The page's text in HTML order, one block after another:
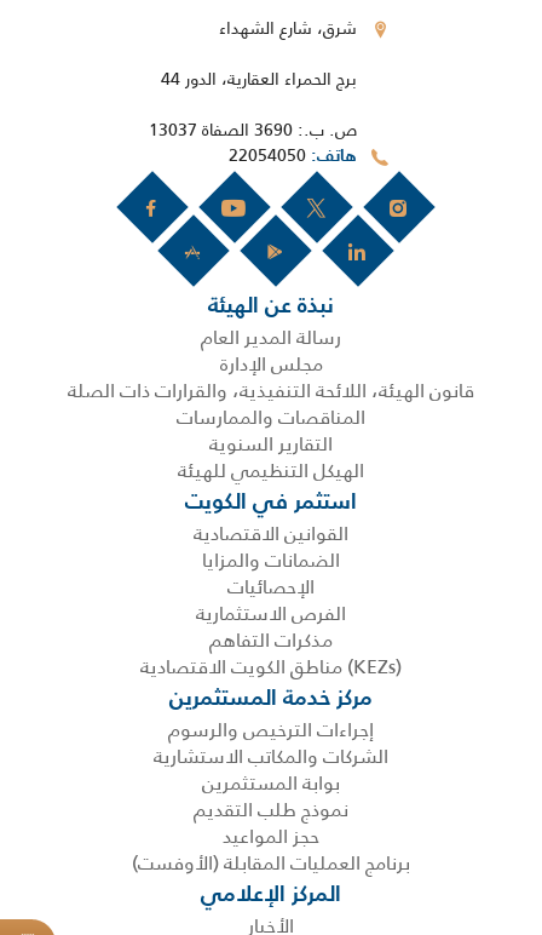
شرق، شارع الشهداء
برج الحمراء العقارية، الدور 44
ص. ب.: 3690 الصفاة 13037
هاتف
نبذة عن الهيئة
رسالة المدير العام
مجلس الإدارة
قانون الهيئة، اللائحة التنفيذية، والقرارات ذات الصلة
المناقصات والممارسات
التقارير السنوية
الهيكل التنظيمي للهيئة
استثمر في الكويت
القوانين الاقتصادية
الضمانات والمزايا
الإحصائيات
الفرص الاستثمارية
مذكرات التفاهم
(KEZs) مناطق الكويت الاقتصادية
مركز خدمة المستثمرين
إجراءات الترخيص والرسوم
الشركات والمكاتب الاستشارية
بوابة المستثمرين
نموذج طلب التقديم
حجز المواعيد
برنامج العمليات المقابلة (الأوفست)
المركز الإعلامي
الأخبار